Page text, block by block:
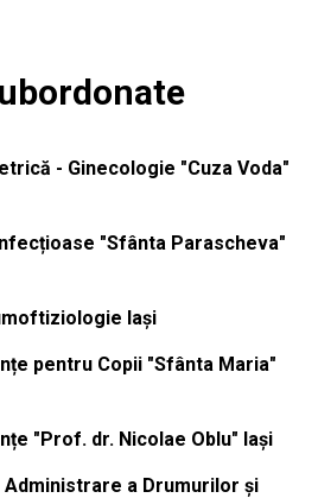
- Ginecologie "Cuza Voda"
"Sfânta Parascheva"
Iași
pentru Copii "Sfânta Maria"
"Prof. dr. Nicolae Oblu" Iași
a Drumurilor și